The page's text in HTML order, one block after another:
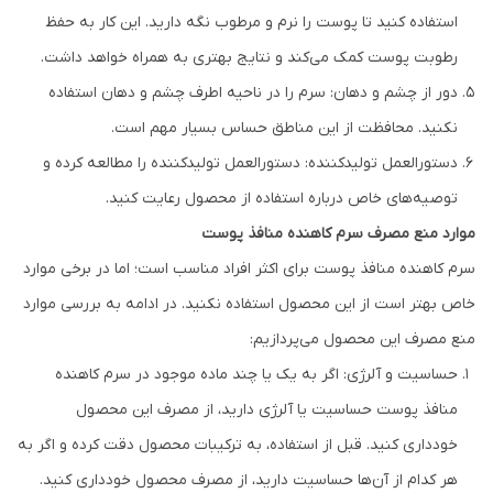
استفاده کنید تا پوست را نرم و مرطوب نگه دارید. این کار به حفظ
رطوبت پوست کمک می‌کند و نتایج بهتری به همراه خواهد داشت.
دور از چشم و دهان: سرم را در ناحیه اطرف چشم و دهان استفاده
نکنید. محافظت از این مناطق حساس بسیار مهم است.
دستورالعمل تولیدکننده: دستورالعمل تولیدکننده را مطالعه کرده و
توصیه‌های خاص درباره استفاده از محصول رعایت کنید.
موارد منع مصرف سرم کاهنده منافذ پوست
سرم کاهنده منافذ پوست برای اکثر افراد مناسب است؛ اما در برخی موارد
خاص بهتر است از این محصول استفاده نکنید. در ادامه به بررسی موارد
منع مصرف این محصول می‌پردازیم:
حساسیت و آلرژی: اگر به یک یا چند ماده موجود در سرم کاهنده
منافذ پوست حساسیت یا آلرژی دارید، از مصرف این محصول
خودداری کنید. قبل از استفاده، به ترکیبات محصول دقت کرده و اگر به
هر کدام از آن‌ها حساسیت دارید، از مصرف محصول خودداری کنید.